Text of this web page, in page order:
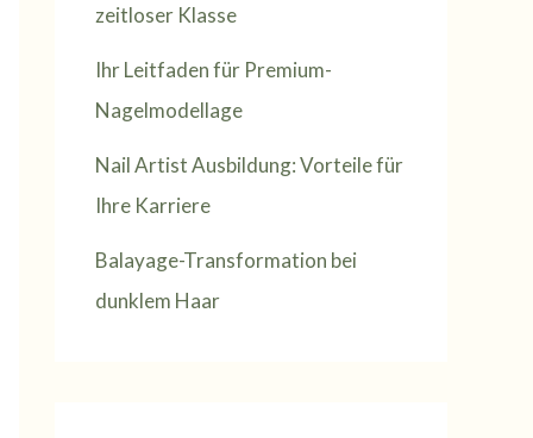
zeitloser Klasse
Ihr Leitfaden für Premium-
Nagelmodellage
Nail Artist Ausbildung: Vorteile für
Ihre Karriere
Balayage-Transformation bei
dunklem Haar